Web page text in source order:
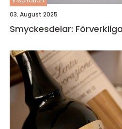
03. August 2025
Smyckesdelar: